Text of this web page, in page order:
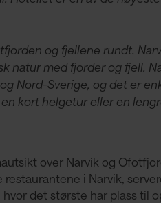
og fjellene rundt.
natur med fjorder og fjell.
Nord-Sverige, og det er
kort helgetur eller en
over Narvik og
i Narvik,
det største har plass til